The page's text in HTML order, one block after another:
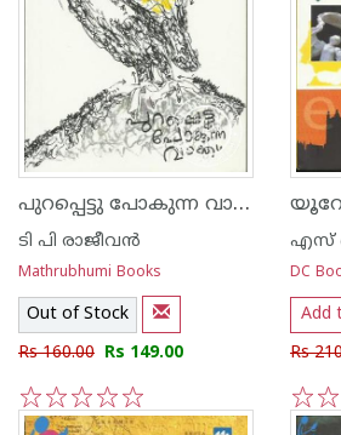
പുറപ്പെട്ടു പോകുന്ന വാക്ക്
ടി പി രാജീവന്‍
Mathrubhumi Books
Out of Stock
Rs 160.00 Rs 149.00
5
4
3
2
1
എസ്‌
DC
Add
Rs
2
1